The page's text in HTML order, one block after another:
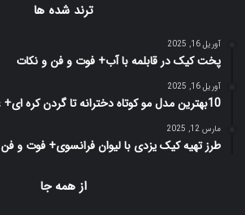
ترند شده ها
آوریل 16, 2025
پخت کیک در قابلمه با آب+ فوت و فن و نکات
آوریل 16, 2025
10بهترین مدل مو کوتاه دخترانه تا گردن کره ای+ عکس
مارس 12, 2025
طرز تهیه کیک یزدی با لیوان فرانسوی+ فوت و فن
از همه جا